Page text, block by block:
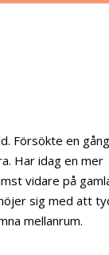
Försökte en
Har idag en mer
vidare på
sig med att
mellanrum.